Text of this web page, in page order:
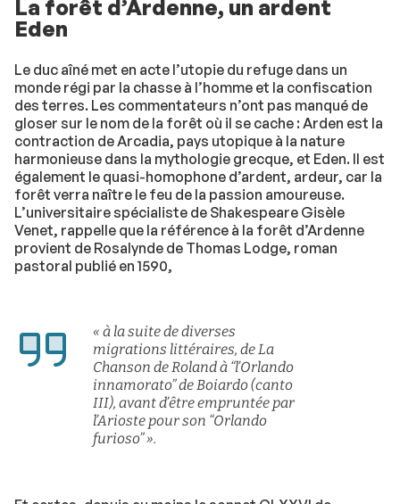
La forêt d’Ardenne, un ardent
Eden
Le duc aîné met en acte l’utopie du refuge dans un
monde régi par la chasse à l’homme et la confiscation
des terres. Les commentateurs n’ont pas manqué de
gloser sur le nom de la forêt où il se cache : Arden est la
contraction de Arcadia, pays utopique à la nature
harmonieuse dans la mythologie grecque, et Eden. Il est
également le quasi-homophone d’ardent, ardeur, car la
forêt verra naître le feu de la passion amoureuse.
L’universitaire spécialiste de Shakespeare Gisèle
Venet, rappelle que la référence à la forêt d’Ardenne
provient de Rosalynde de Thomas Lodge, roman
pastoral publié en 1590,
« à la suite de diverses
migrations littéraires, de La
Chanson de Roland à “l’Orlando
innamorato” de Boiardo (canto
III), avant d’être empruntée par
l’Arioste pour son “Orlando
furioso” ».